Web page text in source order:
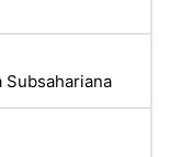
Subsahariana